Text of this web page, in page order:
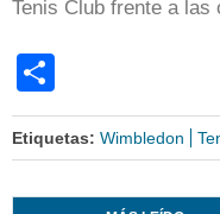
Tenis Club frente a las
Etiquetas: Wimbledon